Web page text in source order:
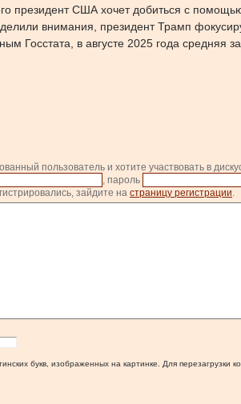
президент США хочет добиться с
внимания, президент Трамп
Госстата, в августе 2025 года средняя
пользователь и хотите участвовать в
, пароль
зайдите на страницу регистрации.
букв, изображенных на картинке. Для перезагрузки